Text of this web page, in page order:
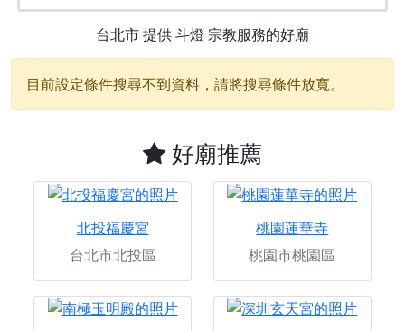
台北市提供斗燈 宗教服務的好廟
目前設定條件搜尋不到資料，請將搜尋條件放寬。
好廟推薦
北投福慶宮
台北市北投區
桃園蓮華寺
桃園市桃園區